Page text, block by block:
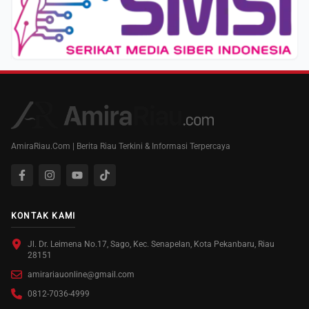
AmiraRiau.Com | Berita Riau Terkini & Informasi Terpercaya
KONTAK KAMI
Jl. Dr. Leimena No.17, Sago, Kec. Senapelan, Kota Pekanbaru, Riau
28151
amirariauonline@gmail.com
0812-7036-4999